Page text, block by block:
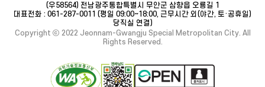
(우58564) 전남광주통합특별시 무안군 삼향읍 오룡길 1
대표전화 : 061-287-0011 (평일 09:00~18:00, 근무시간 외(야간, 토·공휴일)
당직실 연결)
Copyright ⓒ 2022 Jeonnam-Gwangju Special Metropolitan City. All
Rights Reserved.